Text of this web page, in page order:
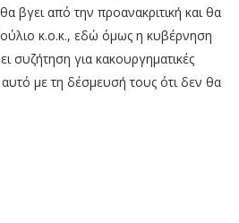
βγει από την προανακριτική και θα
κ.ο.κ., εδώ όμως η κυβέρνηση
συζήτηση για κακουργηματικές
με τη δέσμευσή τους ότι δεν θα